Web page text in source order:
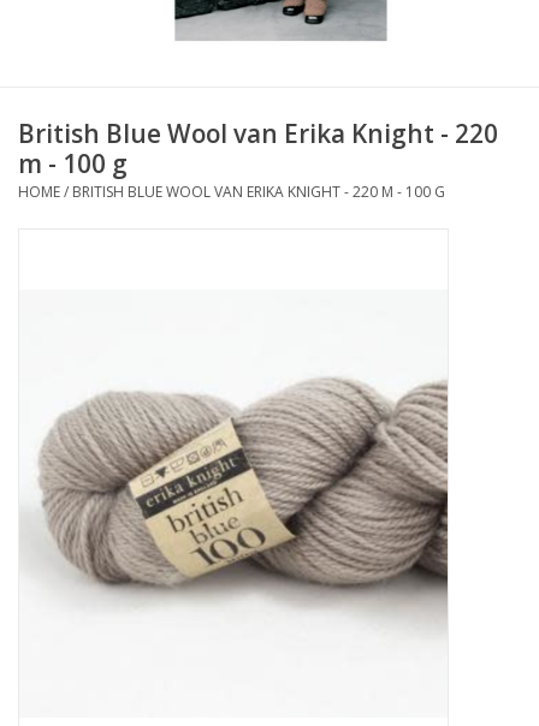
British Blue Wool van Erika Knight - 220
m - 100 g
HOME/ BRITISH BLUE WOOL VAN ERIKA KNIGHT - 220 M - 100 G